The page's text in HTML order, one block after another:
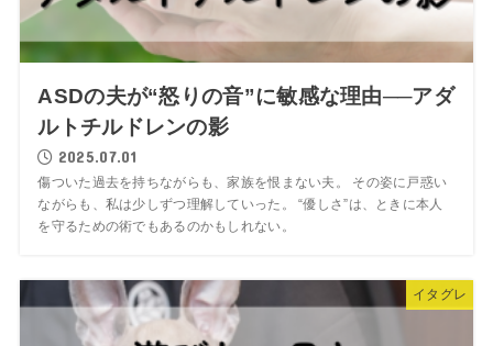
ASDの夫が“怒りの音”に敏感な理由──アダ
ルトチルドレンの影
2025.07.01
傷ついた過去を持ちながらも、家族を恨まない夫。 その姿に戸惑い
ながらも、私は少しずつ理解していった。 “優しさ”は、ときに本人
を守るための術でもあるのかもしれない。
イタグレ